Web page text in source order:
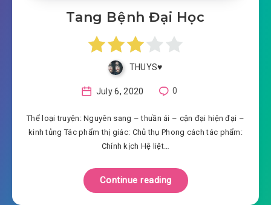
Tang Bệnh Đại Học
THUYS♥️
July 6, 2020 0
Thể loại truyện: Nguyên sang – thuần ái – cận đại hiện đại –
kinh tủng Tác phẩm thị giác: Chủ thụ Phong cách tác phẩm:
Chính kịch Hệ liệt…
Continue reading